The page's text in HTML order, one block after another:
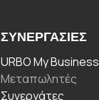
ΣΥΝΕΡΓΑΣΊΕΣ
URBO My Business
Μεταπωλητές
Συνεργάτες